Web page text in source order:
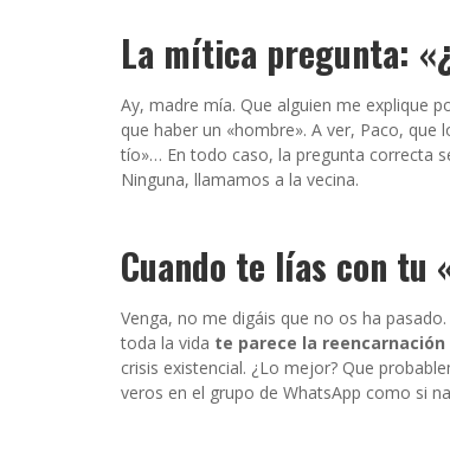
La mítica pregunta:
Ay, madre mía. Que alguien me explique
que haber un «hombre». A ver, Paco,
tío»… En todo caso, la pregunta correcta
Ninguna, llamamos a la vecina.
Cuando te lías con tu
Venga, no me digáis que no os ha
toda la vida te parece la
crisis existencial. ¿Lo mejor? Que
veros en el grupo de WhatsApp como si